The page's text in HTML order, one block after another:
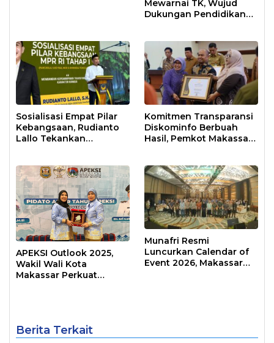
Mewarnai TK, Wujud
Dukungan Pendidikan
Sosialisasi Empat Pilar
Kebangsaan, Rudianto
Lallo Tekankan
Komitmen Transparansi
Diskominfo Berbuah
Hasil, Pemkot Makassar
APEKSI Outlook 2025,
Wakil Wali Kota
Makassar Perkuat
Munafri Resmi
Luncurkan Calendar of
Event 2026, Makassar
Berita Terkait